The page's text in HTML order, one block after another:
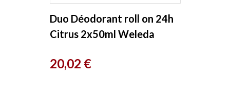
Duo Déodorant roll on 24h
Citrus 2x50ml Weleda
Prix
20,02 €